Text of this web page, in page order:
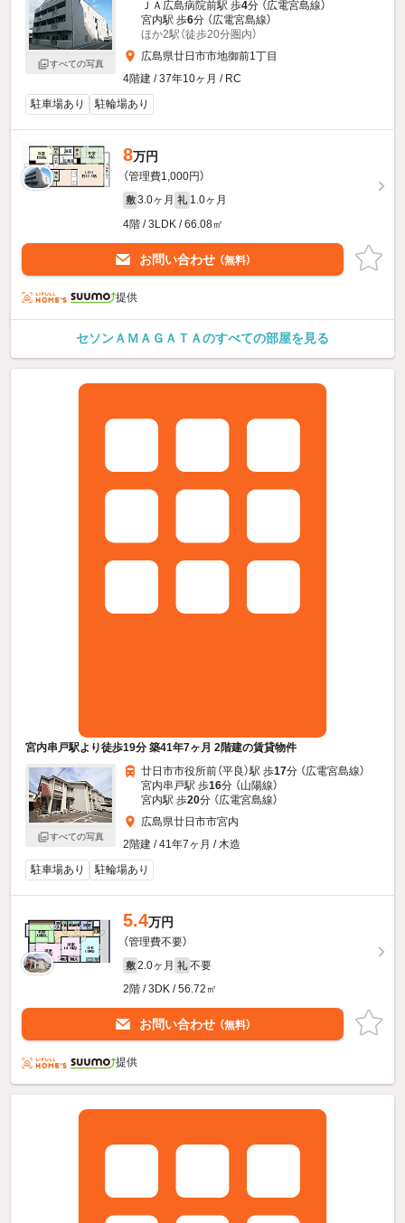
すべての写真
ＪＡ広島病院前駅 歩4分 （広電宮島線）
宮内駅 歩6分 （広電宮島線）
ほか2駅（徒歩20分圏内）
広島県廿日市市地御前1丁目
4階建 / 37年10ヶ月 / RC
駐車場あり
駐輪場あり
8万円
（管理費1,000円）
敷 3.0ヶ月 礼 1.0ヶ月
4階 / 3LDK / 66.08㎡
お問い合わせ （無料）
提供
セソンＡＭＡＧＡＴＡのすべての部屋を見る
宮内串戸駅より徒歩19分 築41年7ヶ月 2階建の賃貸物件
すべての写真
廿日市市役所前（平良）駅 歩17分 （広電宮島線）
宮内串戸駅 歩16分 （山陽線）
宮内駅 歩20分 （広電宮島線）
広島県廿日市市宮内
2階建 / 41年7ヶ月 / 木造
駐車場あり
駐輪場あり
5.4万円
（管理費不要）
敷 2.0ヶ月 礼 不要
2階 / 3DK / 56.72㎡
お問い合わせ （無料）
提供